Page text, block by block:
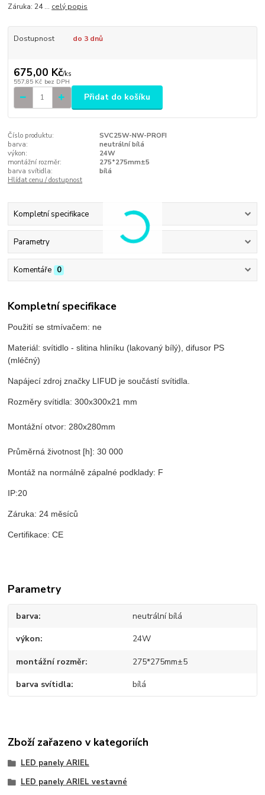
Záruka: 24 ... celý popis
Dostupnost do 3 dnů
675,00 Kč/ks
557,85 Kč bez DPH
Přidat do košíku
Číslo produktu:
SVC25W-NW-PROFI
barva:
neutrální bílá
výkon:
24W
montážní rozměr:
275*275mm±5
barva svítidla:
bílá
Hlídat cenu / dostupnost
Kompletní specifikace
Parametry
Komentáře 0
Kompletní specifikace
Použití se stmívačem: ne
Materiál: svítidlo - slitina hliníku (lakovaný bílý), difusor PS
(mléčný)
Napájecí zdroj značky LIFUD je součástí svítidla.
Rozměry svítidla: 300x300x21 mm
Montážní otvor: 280x280mm
Průměrná životnost [h]: 30 000
Montáž na normálně zápalné podklady: F
IP:20
Záruka: 24 měsíců
Certifikace: CE
Parametry
barva neutrální bílá
výkon 24W
montážní rozměr 275*275mm±5
barva svítidla bílá
Zboží zařazeno v kategoriích
LED panely ARIEL
LED panely ARIEL vestavné